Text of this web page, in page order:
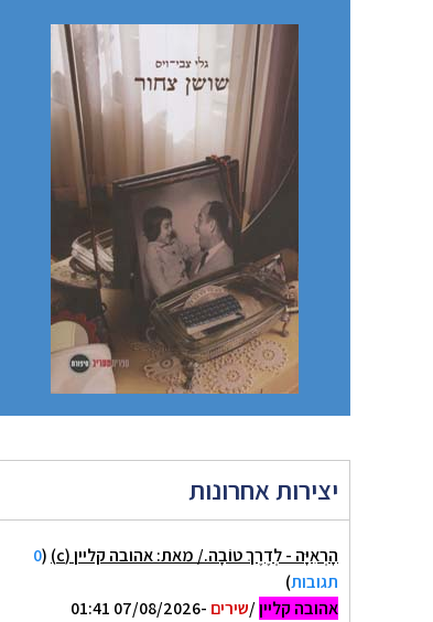
יצירות אחרונות
הָרְאִיָּה - לְדֶרֶךְ טוֹבָה./ מאת: אהובה קליין (c) (
0
תגובות)
אהובה קליין/שירים -07/08/2026 01:41